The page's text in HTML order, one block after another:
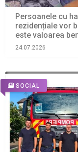
Persoanele cu
rezidențiale vor
este valoarea
24.07.2026
SOCIAL